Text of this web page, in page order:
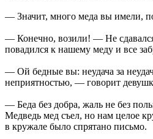
— Значит, много меда вы имели,
— Конечно, возили! — Не
повадился к нашему меду и все
— Ой бедные вы: неудача за
неприятностью, — говорит
— Беда без добра, жаль не без
Медведь мед съел, но нам целое
в кружале было спрятано письмо.